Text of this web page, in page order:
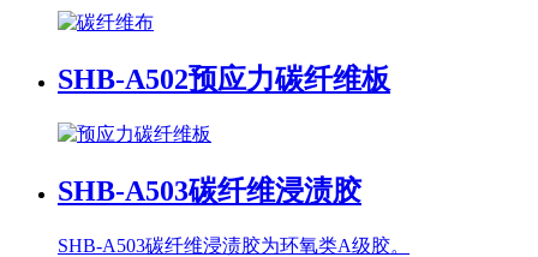
SHB-A502预应力碳纤维板
SHB-A503碳纤维浸渍胶
SHB-A503碳纤维浸渍胶为环氧类A级胶。